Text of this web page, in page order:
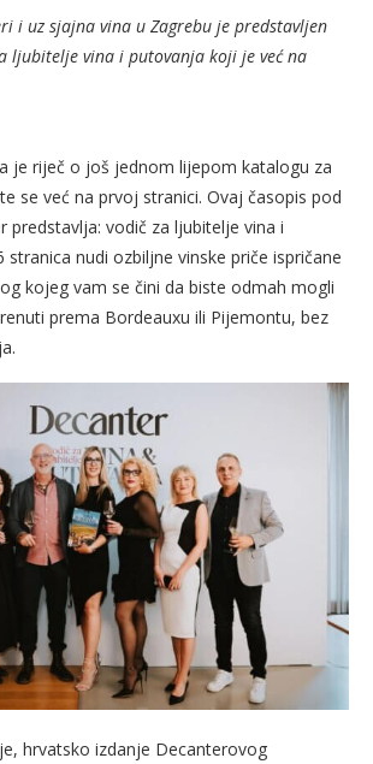
i uz sjajna vina u Zagrebu je predstavljen
ljubitelje vina i putovanja koji je već na
je riječ o još jednom lijepom katalogu za
se već na prvoj stranici. Ovaj časopis pod
predstavlja: vodič za ljubitelje vina i
stranica nudi ozbiljne vinske priče ispričane
kojeg vam se čini da biste odmah mogli
prema Bordeauxu ili Pijemontu, bez
hrvatsko izdanje Decanterovog